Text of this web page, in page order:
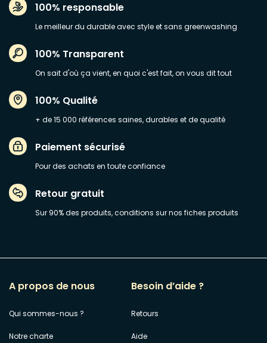
100% responsable
Le meilleur du durable avec style et sans greenwashing
100% Transparent
On sait d'où ça vient, en quoi c'est fait, on vous dit tout
100% Qualité
+ de 15 000 références saines, durables et de qualité
Paiement sécurisé
Pour des achats en toute confiance
Retour gratuit
Sur 90% des produits, conditions sur nos fiches produits
A propos de nous
Qui sommes-nous ?
Notre charte
Besoin d’aide ?
Retours
Aide